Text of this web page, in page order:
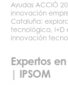
Expertos
| IPSOM
Ayudas ACCIÓ
innovación
Cataluña:
tecnológica, I+D
innovación